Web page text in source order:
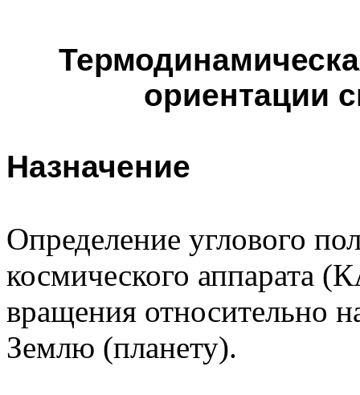
ориентации
Назначение
Определение углового
космического аппарата
вращения относительно
Землю (планету).